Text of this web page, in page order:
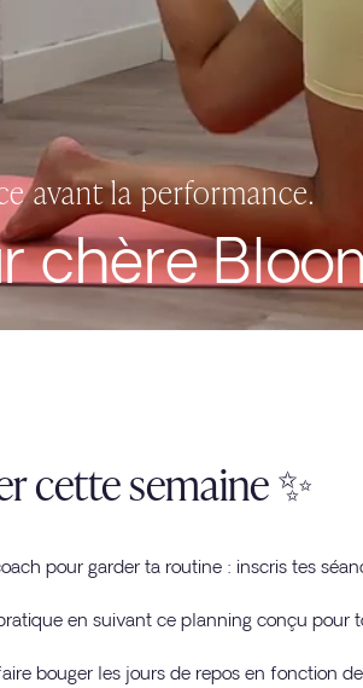
avant la performance.
chère
cette semaine ✨
pour garder ta routine : inscris tes
en suivant ce planning conçu pour
bouger les jours de repos en fonction